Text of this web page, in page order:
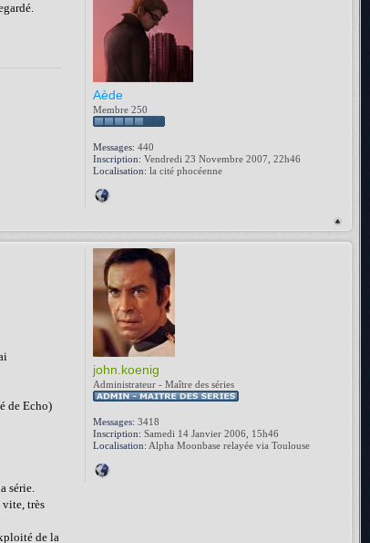
Aède
Membre 250
Messages: 440
Inscription: Vendredi 23 Novembre 2007, 22h46
Localisation: la cité phocéenne
de Echo)
série.
vite, très
de la
john.koenig
Administrateur - Maître des séries
Messages: 3418
Inscription: Samedi 14 Janvier 2006, 15h46
Localisation: Alpha Moonbase relayée via Toulouse